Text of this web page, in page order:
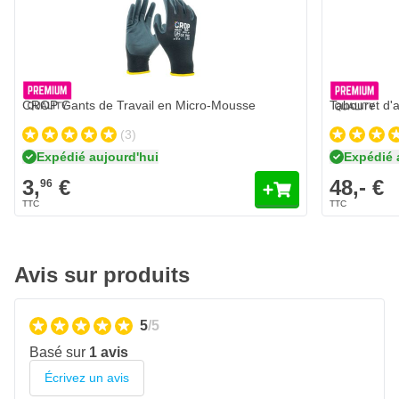
Dimensions : 84 x 40 x 80 cm
Expédié aujourd'hui
Ajouter au panier
CROP Gants de Travail en Micro-Mousse
(3)
Expédié aujourd'hui
3,96 €
Tabouret
Expédié
48,- €
Avis sur produits
5/5
Basé sur 1 avis
Écrivez un avis